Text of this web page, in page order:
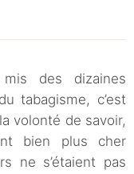
des dizaines
tabagisme, c’est
volonté de savoir,
bien plus cher
ne s’étaient pas